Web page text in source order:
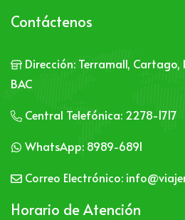
Contáctenos
Dirección: Terramall,
BAC
Central Telefónica: 2278-1717
WhatsApp: 8989-6891
Correo Electrónico:
Horario de Atención